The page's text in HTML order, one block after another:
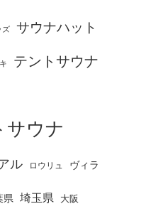
ズ サウナハット
テントサウナ
サウナ
ル ロウリュ ヴィラ
県 埼玉県 大阪